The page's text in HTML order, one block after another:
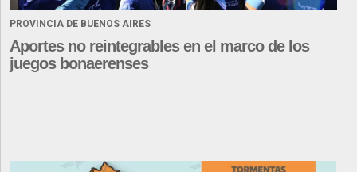
PROVINCIA DE BUENOS AIRES
Aportes no reintegrables en el marco de los
juegos bonaerenses